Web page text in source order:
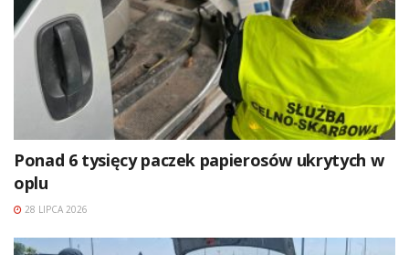
Ponad 6 tysięcy paczek papierosów ukrytych w
oplu
28 LIPCA 2026